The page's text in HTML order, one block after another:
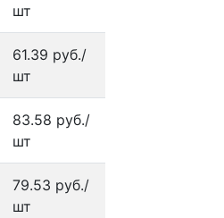
шт
61.39 руб./
шт
83.58 руб./
шт
79.53 руб./
шт